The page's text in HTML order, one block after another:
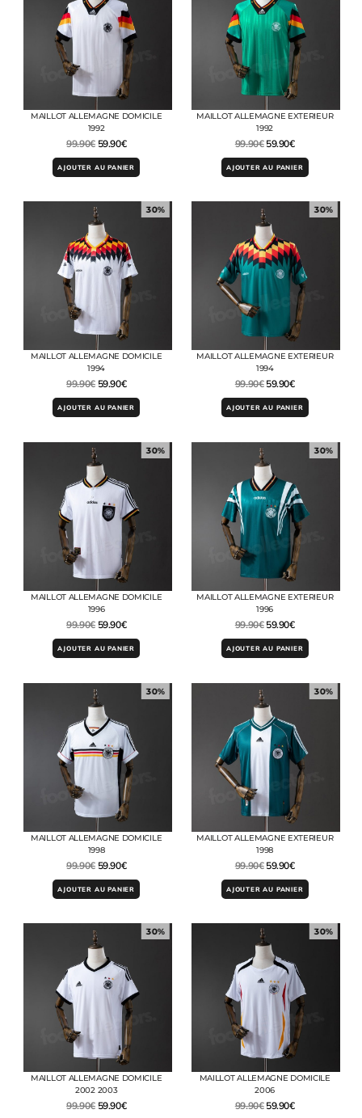
MAILLOT ALLEMAGNE DOMICILE
1992
99.90€ 59.90€
AJOUTER AU PANIER
MAILLOT ALLEMAGNE EXTERIEUR
1992
99.90€ 59.90€
AJOUTER AU PANIER
30%
MAILLOT ALLEMAGNE DOMICILE
1994
99.90€ 59.90€
AJOUTER AU PANIER
30%
MAILLOT ALLEMAGNE EXTERIEUR
1994
99.90€ 59.90€
AJOUTER AU PANIER
30%
MAILLOT ALLEMAGNE DOMICILE
1996
99.90€ 59.90€
AJOUTER AU PANIER
30%
MAILLOT ALLEMAGNE EXTERIEUR
1996
99.90€ 59.90€
AJOUTER AU PANIER
30%
MAILLOT ALLEMAGNE DOMICILE
1998
99.90€ 59.90€
AJOUTER AU PANIER
30%
MAILLOT ALLEMAGNE EXTERIEUR
1998
99.90€ 59.90€
AJOUTER AU PANIER
30%
MAILLOT ALLEMAGNE DOMICILE
2002 2003
99.90€ 59.90€
30%
MAILLOT ALLEMAGNE DOMICILE
2006
99.90€ 59.90€